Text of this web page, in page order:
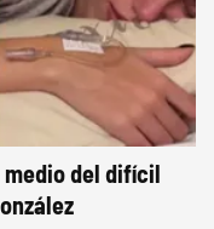
medio del difícil